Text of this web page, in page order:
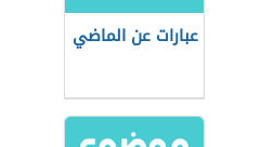
عبارات عن الماضي